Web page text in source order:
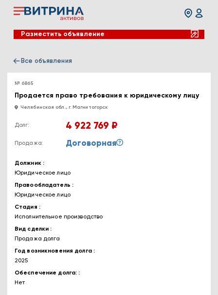
Разместить объявление
Все объявления
№ 6865
Продается право требования к юридическому лицу
Челябинская обл., г. Магнитогорск
Долг: 4 922 769 ₽
Продажа: Договорная
Должник
Юридическое лицо
Правообладатель
Юридическое лицо
Стадия
Исполнительное производство
Вид сделки
Продажа долга
Год возникновения долга
2025
Обеспечение долга:
Нет